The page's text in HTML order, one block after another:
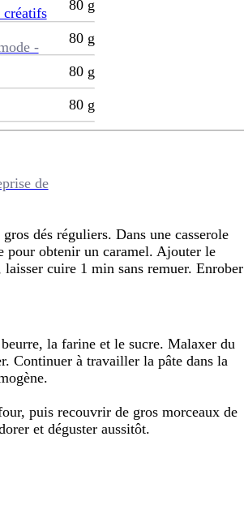
créatifs
-
de
80 g
80 g
80 g
80 g
dés réguliers. Dans une casserole
pour obtenir un caramel. Ajouter le
cuire 1 min sans remuer. Enrober
la farine et le sucre. Malaxer du
Continuer à travailler la pâte dans la
puis recouvrir de gros morceaux de
et déguster aussitôt.